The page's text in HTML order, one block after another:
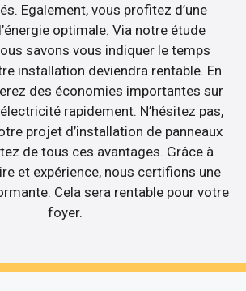
Egalement, vous profitez d’une
optimale. Via notre étude
savons vous indiquer le temps
installation deviendra rentable. En
des économies importantes sur
rapidement. N’hésitez pas,
projet d’installation de panneaux
de tous ces avantages. Grâce à
et expérience, nous certifions une
Cela sera rentable pour votre
foyer.